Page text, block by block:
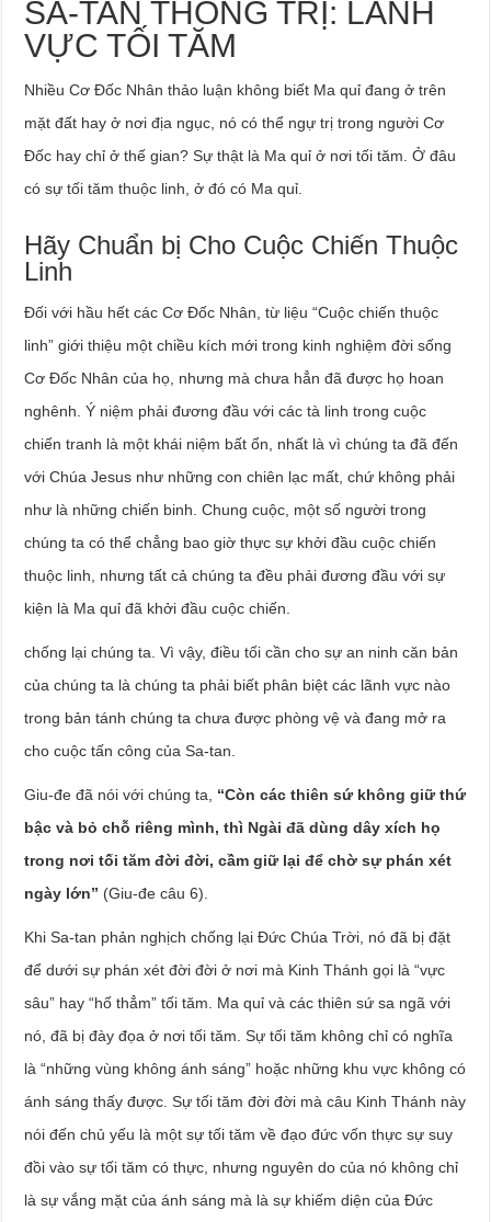
SA-TAN THỐNG TRỊ: LÃNH
VỰC TỐI TĂM
Nhiều Cơ Đốc Nhân thảo luận không biết Ma quỉ đang ở trên
mặt đất hay ở nơi địa ngục, nó có thể ngự trị trong người Cơ
Đốc hay chỉ ở thế gian? Sự thật là Ma quỉ ở nơi tối tăm. Ở đâu
có sự tối tăm thuộc linh, ở đó có Ma quỉ.
Hãy Chuẩn bị Cho Cuộc Chiến Thuộc
Linh
Đối với hầu hết các Cơ Đốc Nhân, từ liệu “Cuộc chiến thuộc
linh” giới thiệu một chiều kích mới trong kinh nghiệm đời sống
Cơ Đốc Nhân của họ, nhưng mà chưa hẳn đã được họ hoan
nghênh. Ý niệm phải đương đầu với các tà linh trong cuộc
chiến tranh là một khái niệm bất ổn, nhất là vì chúng ta đã đến
với Chúa Jesus như những con chiên lạc mất, chứ không phải
như là những chiến binh. Chung cuộc, một số người trong
chúng ta có thể chẳng bao giờ thực sự khởi đầu cuộc chiến
thuộc linh, nhưng tất cả chúng ta đều phải đương đầu với sự
kiện là Ma quỉ đã khởi đầu cuộc chiến.
chống lại chúng ta. Vì vậy, điều tối cần cho sự an ninh căn bản
của chúng ta là chúng ta phải biết phân biệt các lãnh vực nào
trong bản tánh chúng ta chưa được phòng vệ và đang mở ra
cho cuộc tấn công của Sa-tan.
Giu-đe đã nói với chúng ta, “Còn các thiên sứ không giữ thứ
bậc và bỏ chỗ riêng mình, thì Ngài đã dùng dây xích họ
trong nơi tối tăm đời đời, cầm giữ lại để chờ sự phán xét
ngày lớn” (Giu-đe câu 6).
Khi Sa-tan phản nghịch chống lại Đức Chúa Trời, nó đã bị đặt
để dưới sự phán xét đời đời ở nơi mà Kinh Thánh gọi là “vực
sâu” hay “hố thẳm” tối tăm. Ma quỉ và các thiên sứ sa ngã với
nó, đã bị đày đọa ở nơi tối tăm. Sự tối tăm không chỉ có nghĩa
là “những vùng không ánh sáng” hoặc những khu vực không có
ánh sáng thấy được. Sự tối tăm đời đời mà câu Kinh Thánh này
nói đến chủ yếu là một sự tối tăm về đạo đức vốn thực sự suy
đồi vào sự tối tăm có thực, nhưng nguyên do của nó không chỉ
là sự vắng mặt của ánh sáng mà là sự khiếm diện của Đức